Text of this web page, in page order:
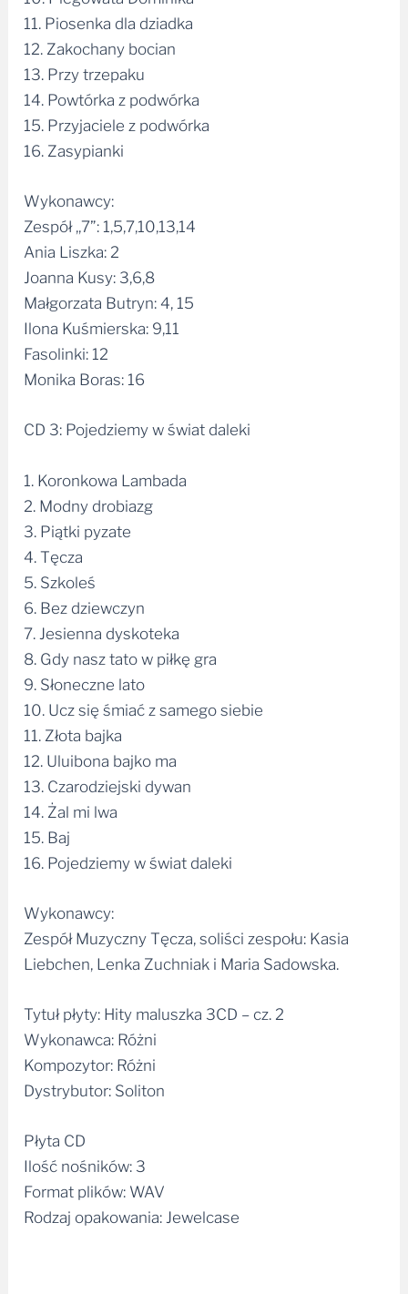
11. Piosenka dla dziadka
12. Zakochany bocian
13. Przy trzepaku
14. Powtórka z podwórka
15. Przyjaciele z podwórka
16. Zasypianki
Wykonawcy:
Zespół ,,7”: 1,5,7,10,13,14
Ania Liszka: 2
Joanna Kusy: 3,6,8
Małgorzata Butryn: 4, 15
Ilona Kuśmierska: 9,11
Fasolinki: 12
Monika Boras: 16
CD 3: Pojedziemy w świat daleki
1. Koronkowa Lambada
2. Modny drobiazg
3. Piątki pyzate
4. Tęcza
5. Szkoleś
6. Bez dziewczyn
7. Jesienna dyskoteka
8. Gdy nasz tato w piłkę gra
9. Słoneczne lato
10. Ucz się śmiać z samego siebie
11. Złota bajka
12. Uluibona bajko ma
13. Czarodziejski dywan
14. Żal mi lwa
15. Baj
16. Pojedziemy w świat daleki
Wykonawcy:
Zespół Muzyczny Tęcza, soliści zespołu: Kasia
Liebchen, Lenka Zuchniak i Maria Sadowska.
Tytuł płyty: Hity maluszka 3CD – cz. 2
Wykonawca: Różni
Kompozytor: Różni
Dystrybutor: Soliton
Płyta CD
Ilość nośników: 3
Format plików: WAV
Rodzaj opakowania: Jewelcase